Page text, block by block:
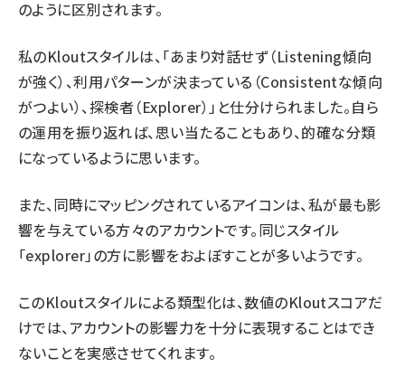
のように区別されます。
私のKloutスタイルは、「あまり対話せず（Listening傾向
が強く）、利用パターンが決まっている（Consistentな傾向
がつよい）、探検者（Explorer）」と仕分けられました。自ら
の運用を振り返れば、思い当たることもあり、的確な分類
になっているように思います。
また、同時にマッピングされているアイコンは、私が最も影
響を与えている方々のアカウントです。同じスタイル
「explorer」の方に影響をおよぼすことが多いようです。
このKloutスタイルによる類型化は、数値のKloutスコアだ
けでは、アカウントの影響力を十分に表現することはでき
ないことを実感させてくれます。